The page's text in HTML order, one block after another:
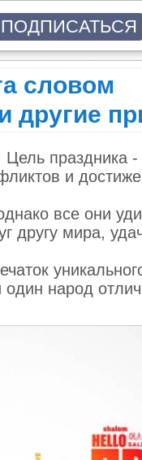
словом
праздника
и
все они
другу мира,
народ
ПОДПИСАТЬСЯ